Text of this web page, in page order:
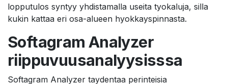
lopputulos syntyy yhdistamalla useita tyokaluja, silla
kukin kattaa eri osa-alueen hyokkayspinnasta.
Softagram Analyzer
riippuvuusanalyysisssa
Softagram Analyzer taydentaa perinteisia